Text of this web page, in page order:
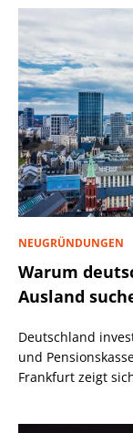
NEUGRÜNDUNGEN
Warum
Ausland
Deutschland
und
Frankfurt zeigt